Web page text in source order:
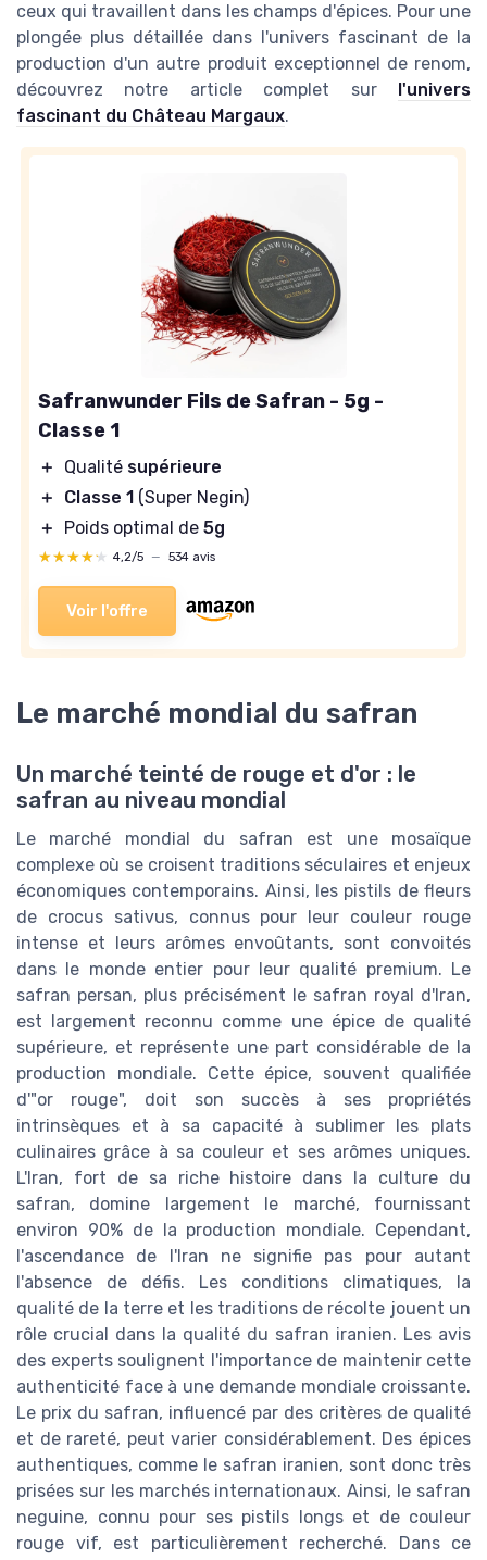
ceux qui travaillent dans les champs d'épices. Pour une
plongée plus détaillée dans l'univers fascinant de la
production d'un autre produit exceptionnel de renom,
découvrez notre article complet sur l'univers
fascinant du Château Margaux.
Safranwunder Fils de Safran - 5g -
Classe 1
＋ Qualité supérieure
＋
Classe 1 (Super Negin)
＋
Poids optimal de 5g
★★★★★
★★★★★ 4,2/5 — 534 avis
Voir l'offre
Le marché mondial du safran
Un marché teinté de rouge et d'or : le
safran au niveau mondial
Le marché mondial du safran est une mosaïque
complexe où se croisent traditions séculaires et enjeux
économiques contemporains. Ainsi, les pistils de fleurs
de crocus sativus, connus pour leur couleur rouge
intense et leurs arômes envoûtants, sont convoités
dans le monde entier pour leur qualité premium. Le
safran persan, plus précisément le safran royal d'Iran,
est largement reconnu comme une épice de qualité
supérieure, et représente une part considérable de la
production mondiale. Cette épice, souvent qualifiée
d'"or rouge", doit son succès à ses propriétés
intrinsèques et à sa capacité à sublimer les plats
culinaires grâce à sa couleur et ses arômes uniques.
L'Iran, fort de sa riche histoire dans la culture du
safran, domine largement le marché, fournissant
environ 90% de la production mondiale. Cependant,
l'ascendance de l'Iran ne signifie pas pour autant
l'absence de défis. Les conditions climatiques, la
qualité de la terre et les traditions de récolte jouent un
rôle crucial dans la qualité du safran iranien. Les avis
des experts soulignent l'importance de maintenir cette
authenticité face à une demande mondiale croissante.
Le prix du safran, influencé par des critères de qualité
et de rareté, peut varier considérablement. Des épices
authentiques, comme le safran iranien, sont donc très
prisées sur les marchés internationaux. Ainsi, le safran
neguine, connu pour ses pistils longs et de couleur
rouge vif, est particulièrement recherché. Dans ce